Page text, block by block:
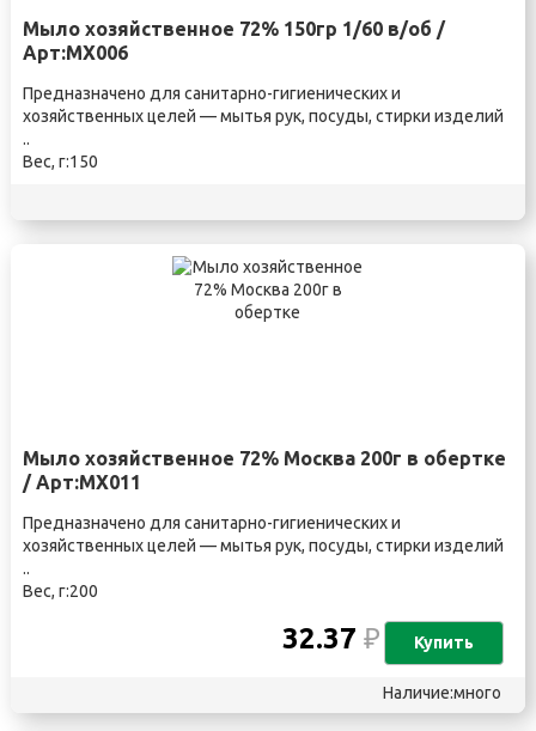
Мыло хозяйственное 72% 150гр 1/60 в/об /
Арт:МХ006
Предназначено для санитарно-гигиенических и
хозяйственных целей — мытья рук, посуды, стирки изделий
..
Вес, г:150
Мыло хозяйственное 72% Москва 200г в обертке
/ Арт:MX011
Предназначено для санитарно-гигиенических и
хозяйственных целей — мытья рук, посуды, стирки изделий
..
Вес, г:200
32.37₽ Купить
Наличие:много